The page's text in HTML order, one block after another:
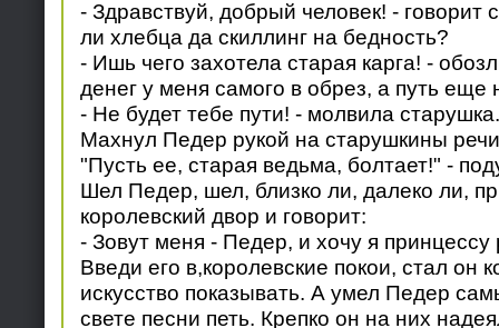
- Здравствуй, добрый человек! - говорит
ли хлебца да скиллинг на бедность?
- Ишь чего захотела старая карга! -
денег у меня самого в обрез, а путь еще
- Не будет тебе пути! - молвила старушка.
Махнул Педер рукой на старушкины
"Пусть ее, старая ведьма, болтает!" -
Шел Педер, шел, близко ли, далеко ли,
королевский двор и говорит:
- Зовут меня - Педер, и хочу я
Введи его в,королевские покои, стал он
искусство показывать. А умел Педер
свете песни петь. Крепко он на них